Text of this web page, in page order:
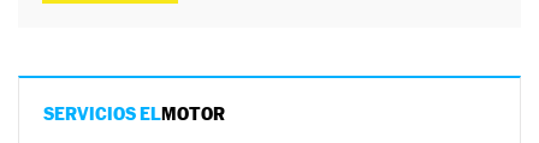
SERVICIOS ELMOTOR